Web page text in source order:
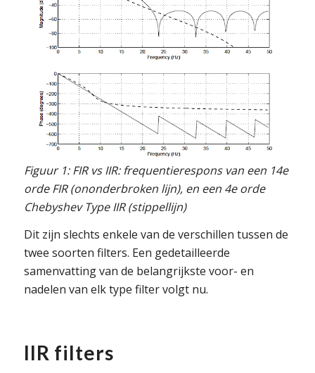
Figuur 1: FIR vs IIR: frequentierespons van een 14e
orde FIR (ononderbroken lijn), en een 4e orde
Chebyshev Type IIR (stippellijn)
Dit zijn slechts enkele van de verschillen tussen de
twee soorten filters. Een gedetailleerde
samenvatting van de belangrijkste voor- en
nadelen van elk type filter volgt nu.
IIR filters